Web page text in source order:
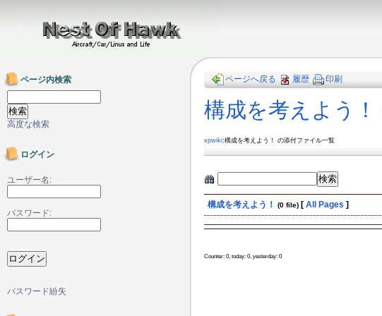
ページへ戻る 履歴 印刷
構成を考えよう！
xpwiki:構成を考えよう！ の添付ファイル一覧
構成を考えよう！ (0 file)[ All Pages ]
Counter: 0, today: 0, yesterday: 0
ページ内検索
高度な検索
ログイン
ユーザー名:
パスワード:
パスワード紛失